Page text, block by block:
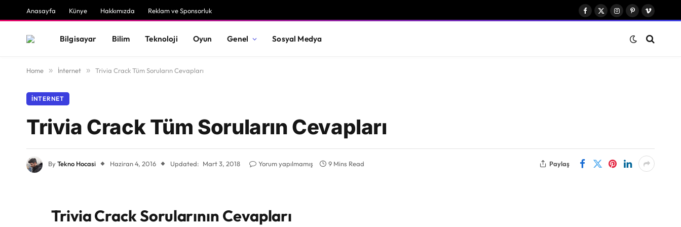
Anasayfa Künye Hakkımızda Reklam ve Sponsorluk
Facebook
X
Instagram
Pinterest
Vimeo
Bilgisayar Bilim Teknoloji Oyun Genel Sosyal Medya
Home » İnternet » Trivia Crack Tüm Soruların Cevapları
İNTERNET
Trivia Crack Tüm Soruların Cevapları
ByTekno Hocasi Haziran 4, 2016 Updated: Mart 3, 2018 Yorum yapılmamış 9 Mins Read Paylaş
Trivia Crack Sorularının Cevapları